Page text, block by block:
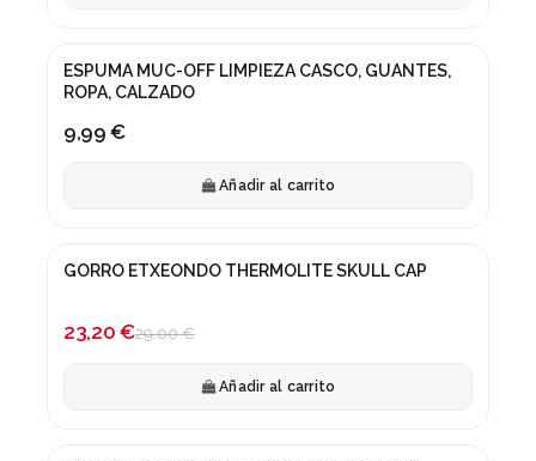
ESPUMA MUC-OFF LIMPIEZA CASCO, GUANTES,
ROPA, CALZADO
9,99 €
Añadir al carrito
¡En oferta!
GORRO ETXEONDO THERMOLITE SKULL CAP
23,20 €29,00 €
Añadir al carrito